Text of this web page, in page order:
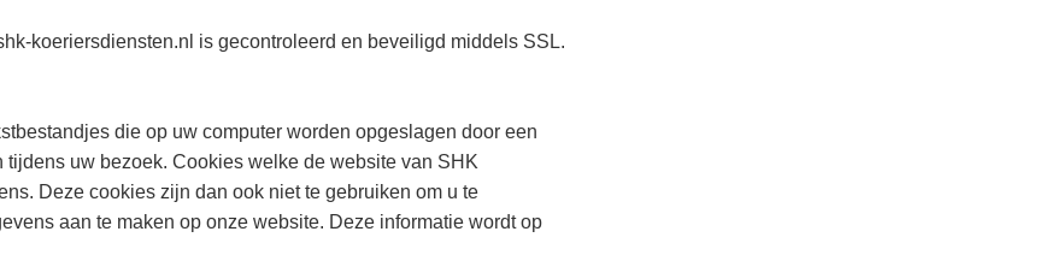
koeriersdiensten.nl is gecontroleerd en beveiligd middels SSL.
die op uw computer worden opgeslagen door een
uw bezoek. Cookies welke de website van SHK
Deze cookies zijn dan ook niet te gebruiken om u te
aan te maken op onze website. Deze informatie wordt op